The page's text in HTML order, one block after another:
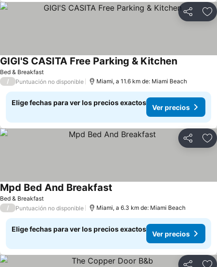
Compartir
Bed & Breakfast
GIGI'S CASITA Free Parking & Kitchen
/ Puntuación no disponible Miami, a 11.6 km de: Miami Beach
Elige fechas para ver los precios exactos
Ver precios
Compartir
Bed & Breakfast
Mpd Bed And Breakfast
/ Puntuación no disponible Miami, a 6.3 km de: Miami Beach
Elige fechas para ver los precios exactos
Ver precios